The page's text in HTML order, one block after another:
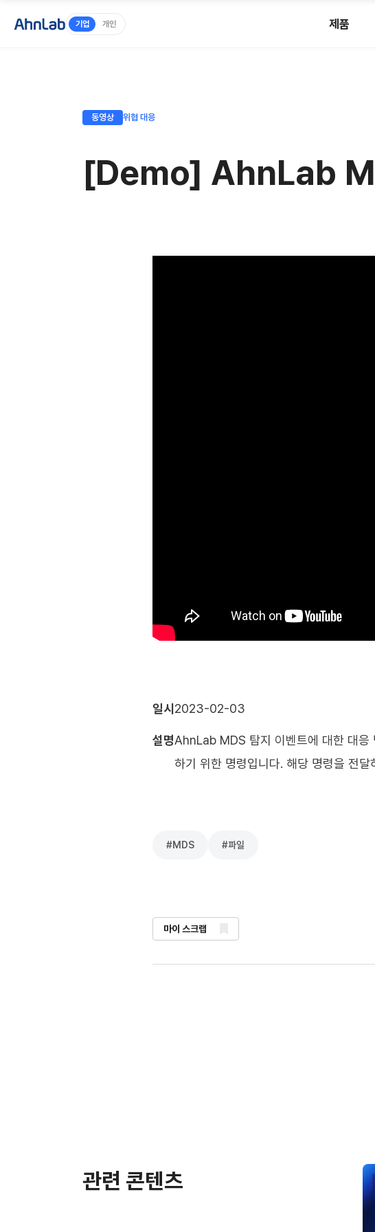
기업 개인 제품
동영상 위협 대응
[Demo] AhnLab
일시
설명
2023-02-03
AhnLab MDS 탐지 이벤트에 대한 대응
하기 위한 명령입니다. 해당 명령을 전
#MDS #파일
마이 스크랩
관련 콘텐츠